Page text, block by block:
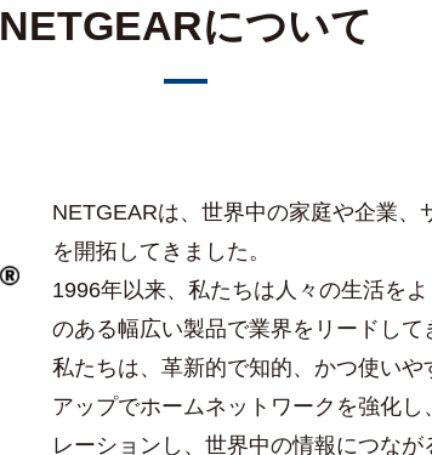
NETGEARについて
NETGEARは、世界中の家庭や企業
を開拓してきました。
1996年以来、私たちは人々の生活を
のある幅広い製品で業界をリードして
私たちは、革新的で知的、かつ使い
アップでホームネットワークを強化
レーションし、世界中の情報につな